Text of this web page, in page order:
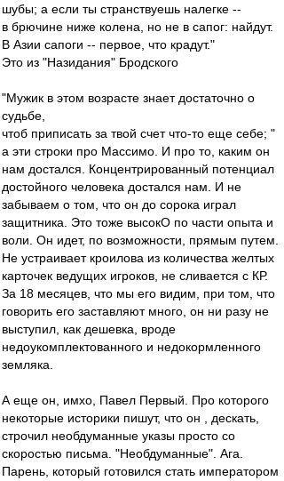
шубы; а если ты странствуешь налегке --
в брючине ниже колена, но не в сапог: найдут.
В Азии сапоги -- первое, что крадут."
Это из "Назидания" Бродского
"Мужик в этом возрасте знает достаточно о
судьбе,
чтоб приписать за твой счет что-то еще себе; "
а эти строки про Массимо. И про то, каким он
нам достался. Концентрированный потенциал
достойного человека достался нам. И не
забываем о том, что он до сорока играл
защитника. Это тоже высокО по части опыта и
воли. Он идет, по возможности, прямым путем.
Не устраивает кроилова из количества желтых
карточек ведущих игроков, не сливается с КР.
За 18 месяцев, что мы его видим, при том, что
говорить его заставляют много, он ни разу не
выступил, как дешевка, вроде
недоукомплектованного и недокормленного
земляка.
А еще он, имхо, Павел Первый. Про которого
некоторые историки пишут, что он , дескать,
строчил необдуманные указы просто со
скоростью письма. "Необдуманные". Ага.
Парень, который готовился стать императором